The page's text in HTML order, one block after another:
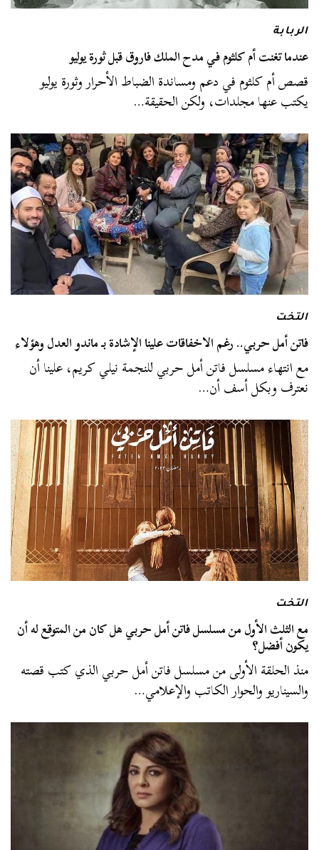
الربابة
عندما تغنت أم كلثوم في مدح الملك فاروق قبل ثورة يوليو
قصص أم كلثوم في دعم ومساندة الضباط الأحرار وثورة يوليو
يكتب عنها مجلدات، ولكن الحقيقة…
التخت
فاتن أمل حربي.. رغم الاخفاقات علينا الإشادة بـ ماندو العدل وهؤلاء
مع انتهاء مسلسل فاتن أمل حربي للنجمة نيلي كريم، علينا أن
نعترف وبكل أسف أن…
التخت
مع الثلث الأول من مسلسل فاتن أمل حربي هل كان من المتوقع له أن
يكون أفضل؟
منذ الحلقة الأولى من مسلسل فاتن أمل حربي الذي كتب قصته
والسيناريو والحوار الكاتب والإعلامي…